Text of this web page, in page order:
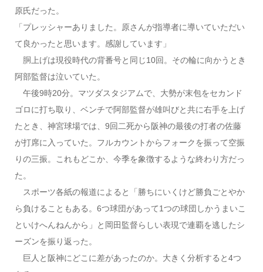
原氏だった。
「プレッシャーありました。原さんが指導者に導いていただい
て良かったと思います。感謝しています」
胴上げは現役時代の背番号と同じ10回。その輪に向かうとき
阿部監督は泣いていた。
午後9時20分。マツダスタジアムで、大勢が末包をセカンド
ゴロに打ち取り、ベンチで阿部監督が雄叫びと共に右手を上げ
たとき、神宮球場では、9回二死から阪神の最後の打者の佐藤
が打席に入っていた。フルカウントからフォークを振って空振
りの三振。これもどこか、今季を象徴するような終わり方だっ
た。
スポーツ各紙の報道によると「勝ちにいくけど勝負ごとやか
ら負けることもある。6つ球団があって1つの球団しかうまいこ
といけへんねんから」と岡田監督らしい表現で連覇を逃したシ
ーズンを振り返った。
巨人と阪神にどこに差があったのか。大きく分析すると4つ